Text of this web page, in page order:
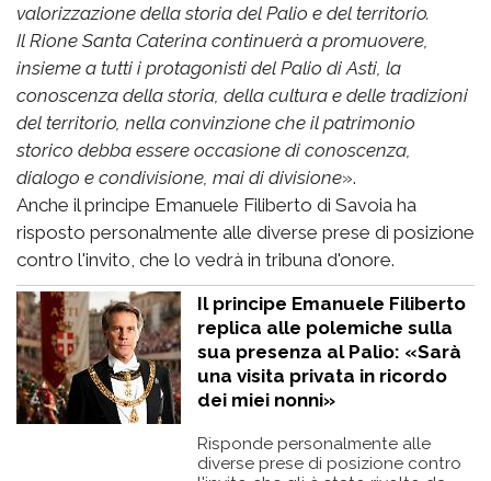
valorizzazione della storia del Palio e del territorio.
Il Rione Santa Caterina continuerà a promuovere,
insieme a tutti i protagonisti del Palio di Asti, la
conoscenza della storia, della cultura e delle tradizioni
del territorio, nella convinzione che il patrimonio
storico debba essere occasione di conoscenza,
dialogo e condivisione, mai di divisione».
Anche il principe Emanuele Filiberto di Savoia ha
risposto personalmente alle diverse prese di posizione
contro l'invito, che lo vedrà in tribuna d'onore.
Il principe Emanuele Filiberto
replica alle polemiche sulla
sua presenza al Palio: «Sarà
una visita privata in ricordo
dei miei nonni»
Risponde personalmente alle
diverse prese di posizione contro